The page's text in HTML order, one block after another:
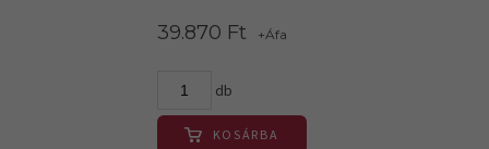
39.870 Ft +Áfa
db
KOSÁRBA